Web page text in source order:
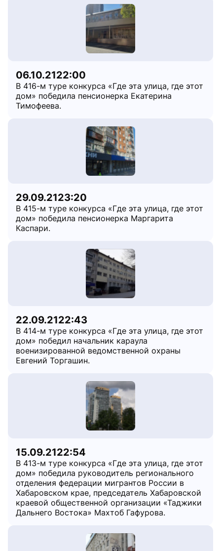
06.10.2122:00
В 416-м туре конкурса «Где эта улица, где этот
дом» победила пенсионерка Екатерина
Тимофеева.
29.09.2123:20
В 415-м туре конкурса «Где эта улица, где этот
дом» победила пенсионерка Маргарита
Каспари.
22.09.2122:43
В 414-м туре конкурса «Где эта улица, где этот
дом» победил начальник караула
военизированной ведомственной охраны
Евгений Торгашин.
15.09.2122:54
В 413-м туре конкурса «Где эта улица, где этот
дом» победила руководитель регионального
отделения федерации мигрантов России в
Хабаровском крае, председатель Хабаровской
краевой общественной организации «Таджики
Дальнего Востока» Махтоб Гафурова.